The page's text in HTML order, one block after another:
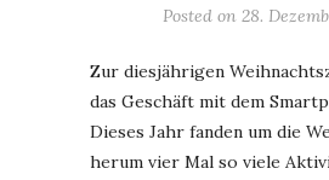
Posted on 28.
Zur diesjährigen
das Geschäft mit dem
Dieses Jahr fanden um die
herum vier Mal so viele